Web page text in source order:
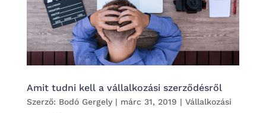
Amit tudni kell a vállalkozási szerződésről
Szerző: Bodó Gergely| márc 31, 2019 | Vállalkozási